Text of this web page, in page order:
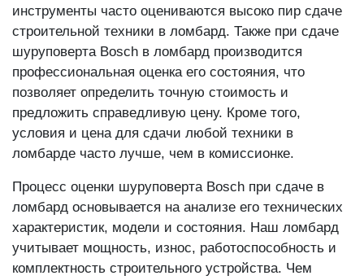
инструменты часто оцениваются высоко пир сдаче
строительной техники в ломбард. Также при сдаче
шуруповерта Bosch в ломбард производится
профессиональная оценка его состояния, что
позволяет определить точную стоимость и
предложить справедливую цену. Кроме того,
условия и цена для сдачи любой техники в
ломбарде часто лучше, чем в комиссионке.
Процесс оценки шуруповерта Bosch при сдаче в
ломбард основывается на анализе его технических
характеристик, модели и состояния. Наш ломбард
учитывает мощность, износ, работоспособность и
комплектность строительного устройства. Чем